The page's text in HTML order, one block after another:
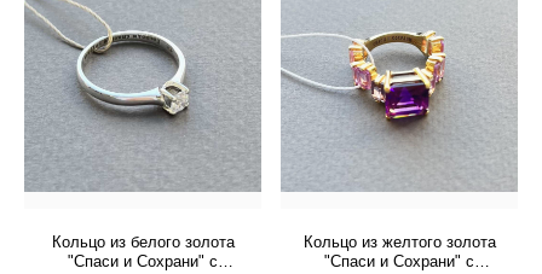
Кольцо из белого золота
"Спаси и Сохрани" с
Кольцо из желтого золота
"Спаси и Сохрани" с